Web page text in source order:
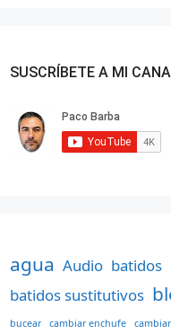
SUSCRÍBETE A MI
agua Audio batidos
batidos sustitutivos
bucear cambiar enchufe